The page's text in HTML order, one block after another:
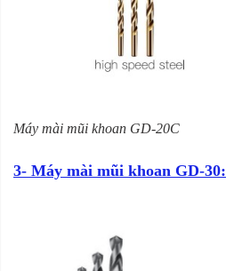
Máy mài mũi khoan GD-20C
3- Máy mài mũi khoan GD-30: